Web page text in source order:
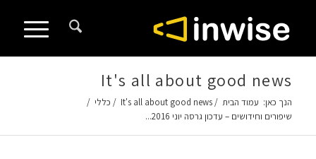
It's all about good news
הנך כאן: עמוד הבית /
It's all about good news
/ כללי /
שיפורים וחידושים – עדכון גרסה יוני 2016...